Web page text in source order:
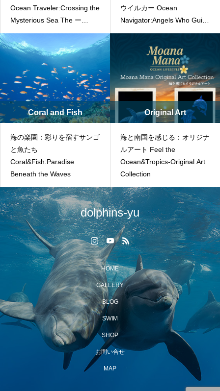
Ocean Traveler:Crossing the
Mysterious Sea The ー
Humpback whaleー
ウイルカー Ocean
Navigator:Angels Who Guide
the Heart ーIndo-Pacific
Bottlenose Dolphinー
Coral and Fish
海の楽園：彩りを宿すサンゴ
と魚たち
Coral&Fish:Paradise
Beneath the Waves
Original Art
海と南国を感じる：オリジナ
ルアート Feel the
Ocean&Tropics-Original Art
Collection
dolphins-yu
HOME
GALLERY
BLOG
SWIM
SHOP
お問い合せ
MAP